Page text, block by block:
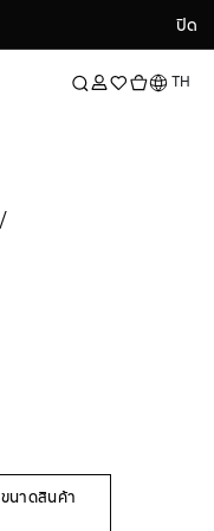
ปิด
ปิด
ภาษาTH
ขนาดสินค้า